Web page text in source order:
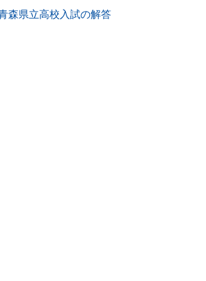
青森県立高校入試の解答